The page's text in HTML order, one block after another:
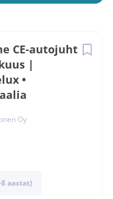
CE-autojuht
|
•
Oy
aastat)
(CE-